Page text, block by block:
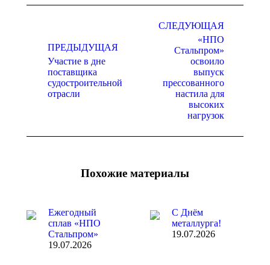
записям
ПРЕДЫДУЩАЯ
Предыдущая
запись:
Участие в дне
поставщика
судостроительной
отрасли
СЛЕДУЮЩАЯ
Следующая
запись:
«НПО
Стальпром»
освоило
выпуск
прессованного
настила для
высоких
нагрузок
Похожие материалы
Ежегодный
сплав «НПО
Стальпром»
19.07.2026
С Днём
металлурга!
19.07.2026